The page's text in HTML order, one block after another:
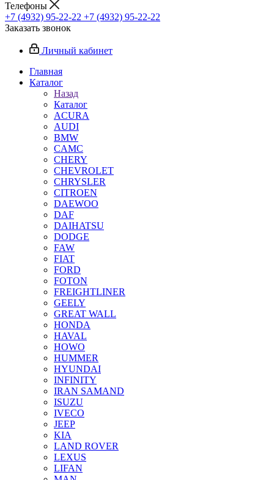
Телефоны
+7 (4932) 95-22-22 +7 (4932) 95-22-22
Заказать звонок
Личный кабинет
Главная
Каталог
Назад
Каталог
ACURA
AUDI
BMW
CAMC
CHERY
CHEVROLET
CHRYSLER
CITROEN
DAEWOO
DAF
DAIHATSU
DODGE
FAW
FIAT
FORD
FOTON
FREIGHTLINER
GEELY
GREAT WALL
HONDA
HAVAL
HOWO
HUMMER
HYUNDAI
INFINITY
IRAN SAMAND
ISUZU
IVECO
JEEP
KIA
LAND ROVER
LEXUS
LIFAN